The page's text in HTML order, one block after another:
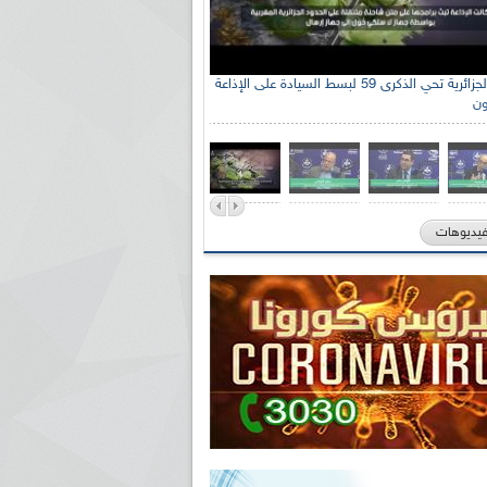
الإذاعة الجزائرية تحي الذكرى 59 لبسط السيادة على الإذاعة